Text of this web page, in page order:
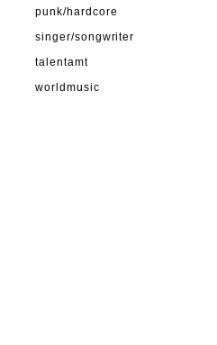
punk/hardcore
singer/songwriter
talentamt
worldmusic